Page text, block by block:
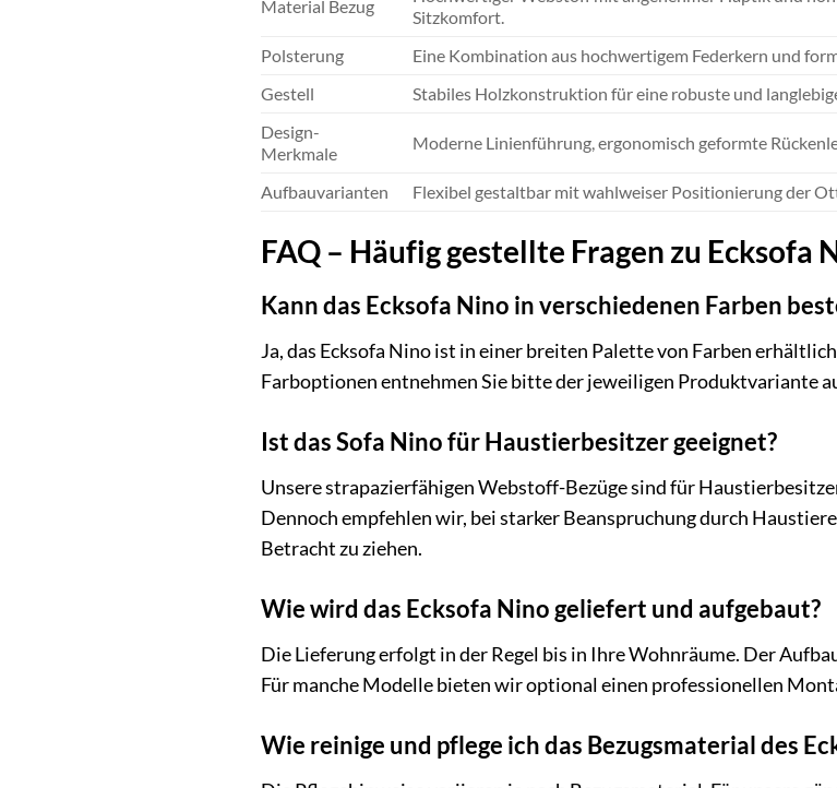
Material Bezug
Sitzkomfort.
Polsterung
Eine Kombination aus hochwertigem Federkern und
Gestell
Stabiles Holzkonstruktion für eine robuste und
Design-
Merkmale
Moderne Linienführung, ergonomisch geformte
Aufbauvarianten Flexibel gestaltbar mit wahlweiser Positionierung der
FAQ – Häufig gestellte Fragen zu Ecksofa
Kann das Ecksofa Nino in verschiedenen Farben
Ja, das Ecksofa Nino ist in einer breiten Palette von Farben
Farboptionen entnehmen Sie bitte der jeweiligen Produktvariante
Ist das Sofa Nino für Haustierbesitzer geeignet?
Unsere strapazierfähigen Webstoff-Bezüge sind für
Dennoch empfehlen wir, bei starker Beanspruchung durch
Betracht zu ziehen.
Wie wird das Ecksofa Nino geliefert und aufgebaut?
Die Lieferung erfolgt in der Regel bis in Ihre Wohnräume. Der
Für manche Modelle bieten wir optional einen professionellen
Wie reinige und pflege ich das Bezugsmaterial des